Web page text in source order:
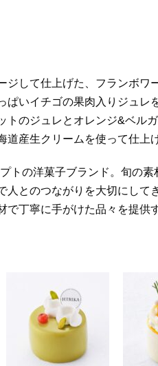
して仕上げた、フランボワ
ぱいイチゴの果肉入りジュ
のジュレとオレンジ&ベル
産生クリームを使って仕上げ
トの洋菓子ブランド。旬の
人とのつながりを大切にして
丁寧に手がけた品々を提供す